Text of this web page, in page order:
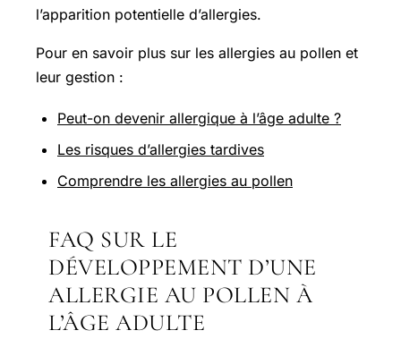
l’apparition potentielle d’allergies.
Pour en savoir plus sur les allergies au pollen et
leur gestion :
Peut-on devenir allergique à l’âge adulte ?
Les risques d’allergies tardives
Comprendre les allergies au pollen
FAQ SUR LE
DÉVELOPPEMENT D’UNE
ALLERGIE AU POLLEN À
L’ÂGE ADULTE